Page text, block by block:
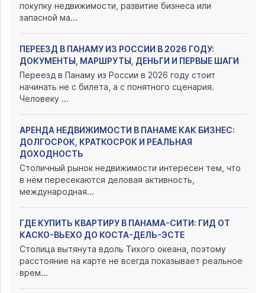
покупку недвижимости, развитие бизнеса или
запасной ма...
ПЕРЕЕЗД В ПАНАМУ ИЗ РОССИИ В 2026 ГОДУ:
ДОКУМЕНТЫ, МАРШРУТЫ, ДЕНЬГИ И ПЕРВЫЕ ШАГИ
Переезд в Панаму из России в 2026 году стоит
начинать не с билета, а с понятного сценария.
Человеку ...
АРЕНДА НЕДВИЖИМОСТИ В ПАНАМЕ КАК БИЗНЕС:
ДОЛГОСРОК, КРАТКОСРОК И РЕАЛЬНАЯ
ДОХОДНОСТЬ
Столичный рынок недвижимости интересен тем, что
в нём пересекаются деловая активность,
международная...
ГДЕ КУПИТЬ КВАРТИРУ В ПАНАМА-СИТИ: ГИД ОТ
КАСКО-ВЬЕХО ДО КОСТА-ДЕЛЬ-ЭСТЕ
Столица вытянута вдоль Тихого океана, поэтому
расстояние на карте не всегда показывает реальное
врем...